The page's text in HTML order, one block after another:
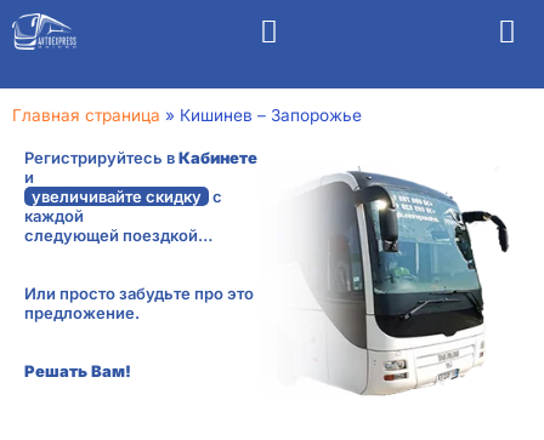
Главная страница » Кишинев – Запорожье
Регистрируйтесь вКабинете
и
увеличивайте скидкус
каждой
следующей поездкой…
Или просто забудьте про это
предложение.
Решать Вам!